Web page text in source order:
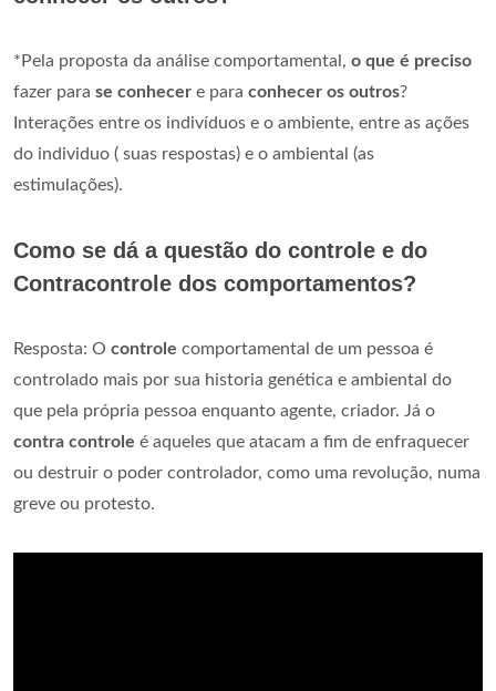
*Pela proposta da análise comportamental, o que é preciso
fazer para se conhecer e para conhecer os outros?
Interações entre os indivíduos e o ambiente, entre as ações
do individuo ( suas respostas) e o ambiental (as
estimulações).
Como se dá a questão do controle e do
Contracontrole dos comportamentos?
Resposta: O controle comportamental de um pessoa é
controlado mais por sua historia genética e ambiental do
que pela própria pessoa enquanto agente, criador. Já o
contra controle é aqueles que atacam a fim de enfraquecer
ou destruir o poder controlador, como uma revolução, numa
greve ou protesto.